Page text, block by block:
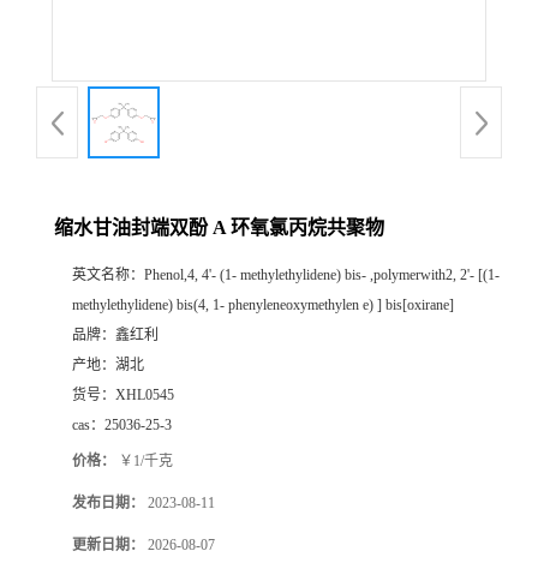
缩水甘油封端双酚 A 环氧氯丙烷共聚物
英文名称： Phenol,4, 4'- (1- methylethylidene) bis- ,polymerwith2, 2'- [(1-
methylethylidene) bis(4, 1- phenyleneoxymethylen e) ] bis[oxirane]
品牌： 鑫红利
产地： 湖北
货号： XHL0545
cas： 25036-25-3
价格： ￥1/千克
发布日期： 2023-08-11
更新日期： 2026-08-07